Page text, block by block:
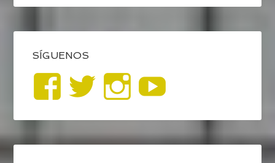
SÍGUENOS
Ver
perfil
de
Ver
perfil
de
Ver
perfil
de